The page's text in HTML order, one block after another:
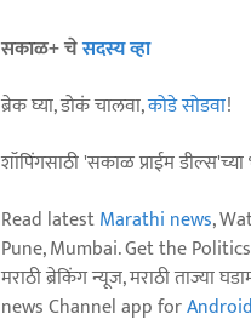
सकाळ+ चेसदस्य व्हा
ब्रेक घ्या, डोकं चालवा,कोडे सोडवा!
शॉपिंगसाठी 'सकाळ प्राईम
Read latestMarathi news,
Pune, Mumbai. Get the
मराठी ब्रेकिंग न्यूज, मराठी
news Channel app forAndroid